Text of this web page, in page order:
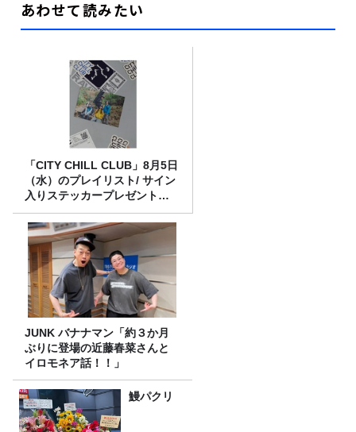
あわせて読みたい
「CITY CHILL CLUB」8月5日
（水）のプレイリスト/ サイン
入りステッカープレゼント有
り
JUNK バナナマン「約３か月
ぶりに登場の近藤春菜さんと
イロモネア話！！」
鰻パクリ